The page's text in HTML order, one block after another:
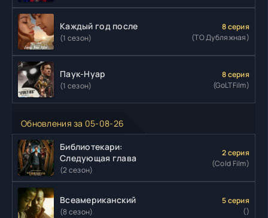
Каждый год после
(1 сезон)
8 серия
(ТО Дубляжная)
Паук-Нуар
(1 сезон)
8 серия
(GoLTFilm)
Обновления за 05-08-26
Библиотекари:
Следующая глава
(2 сезон)
2 серия
(Cold Film)
Всеамериканский
(8 сезон)
5 серия
()